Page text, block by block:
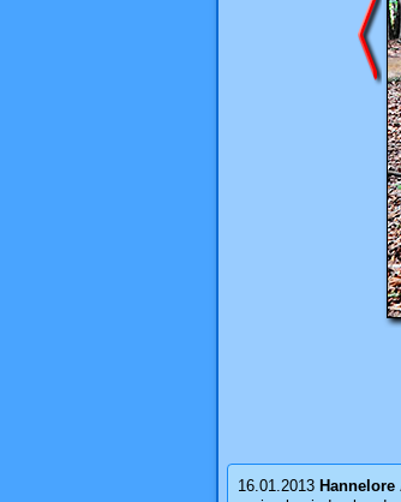
16.01.2013 Hannelore